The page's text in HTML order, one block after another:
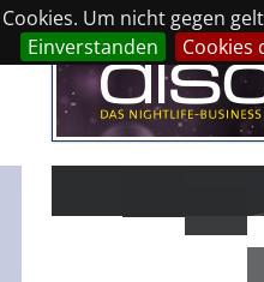
Um nicht gegen
Einverstanden
Cookies